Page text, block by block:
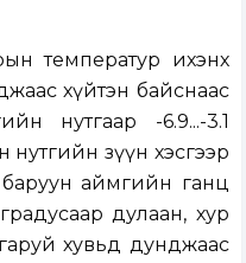
температур ихэнх
хүйтэн байснаас
нутгаар -6.9...-3.1
зүүн хэсгээр
баруун аймгийн ганц
дулаан, хур
хувьд дунджаас